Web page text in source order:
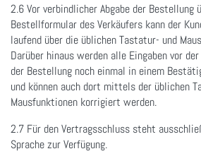
2.6 Vor verbindlicher Abgabe der Bestellung
Bestellformular des Verkäufers kann der
laufend über die üblichen Tastatur- und
Darüber hinaus werden alle Eingaben vor
der Bestellung noch einmal in einem
und können auch dort mittels der üblichen
Mausfunktionen korrigiert werden.
2.7 Für den Vertragsschluss steht
Sprache zur Verfügung.